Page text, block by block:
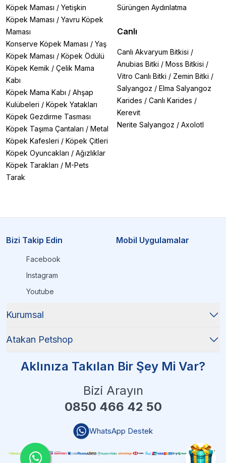
Köpek Maması / Yetişkin
Köpek Maması / Yavru Köpek
Maması
Konserve Köpek Maması / Yaş
Köpek Maması / Köpek Ödülü
Köpek Kemik / Çelik Mama
Kabı
Köpek Mama Kabı / Ahşap
Kulübeleri / Köpek Yatakları
Köpek Gezdirme Tasması
Köpek Taşıma Çantaları / Metal
Köpek Kafesleri / Köpek Çitleri
Köpek Oyuncakları / Ağızlıklar
Köpek Tarakları / M-Pets
Tarak
Sürüngen Aydınlatma
Canlı
Canlı Akvaryum Bitkisi /
Anubias Bitki / Moss Bitkisi /
Vitro Canlı Bitki / Zemin Bitki /
Salyangoz / Elma Salyangoz
Karides / Canlı Karides /
Kerevit
Nerite Salyangoz / Axolotl
Bizi Takip Edin
Facebook
Instagram
Youtube
Mobil Uygulamalar
Kurumsal
Atakan Petshop
Aklınıza Takılan Bir Şey Mi Var?
Bizi Arayın
0850 466 42 50
WhatsApp Destek